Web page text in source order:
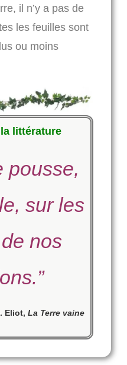
il n’y a pas de
les feuilles sont
ou moins
littérature
pousse,
sur les
nos
”
Eliot,La Terre vaine